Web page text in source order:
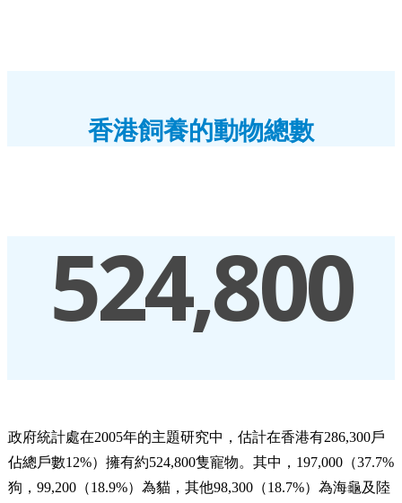
香港飼養的動物總數
524,800
政府統計處在2005年的主題研究中，估計在香港有286,300戶
佔總戶數12%）擁有約524,800隻寵物。其中，197,000（37.7%
狗，99,200（18.9%）為貓，其他98,300（18.7%）為海龜及陸